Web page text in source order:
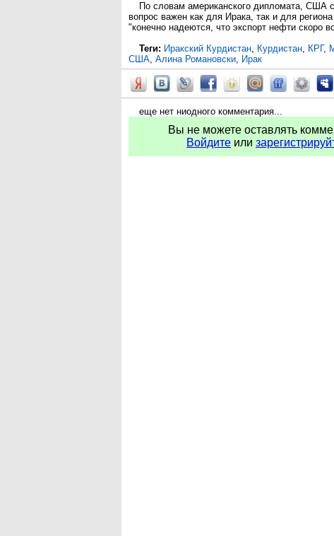
По словам американского дипломата, США
вопрос важен как для Ирака, так и для
"конечно надеются, что экспорт нефти скоро
Теги: Иракский Курдистан, Курдистан, КРГ,
США, Алина Романовски, Ирак
еще нет ниодного комментария...
Вы не можете оставлять
Войдите или